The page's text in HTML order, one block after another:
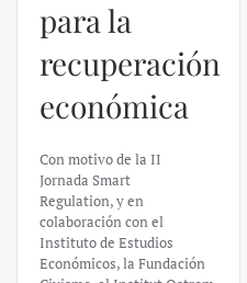
para la
recuperación
económica
Con motivo de la II
Jornada Smart
Regulation, y en
colaboración con el
Instituto de Estudios
Económicos, la Fundación